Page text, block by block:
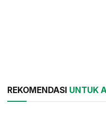
REKOMENDASI UNTUK